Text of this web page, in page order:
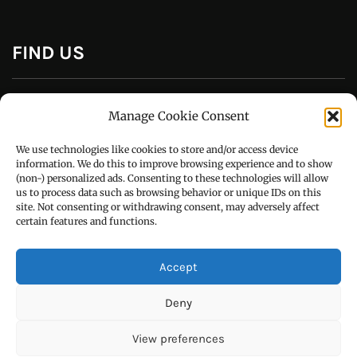
Manage Cookie Consent
We use technologies like cookies to store and/or access device
information. We do this to improve browsing experience and to show
(non-) personalized ads. Consenting to these technologies will allow
us to process data such as browsing behavior or unique IDs on this
site. Not consenting or withdrawing consent, may adversely affect
certain features and functions.
Accept
Deny
View preferences
CONTACT US
Call : +91-94172-62777
Email : udaydarpannews@gmail.com